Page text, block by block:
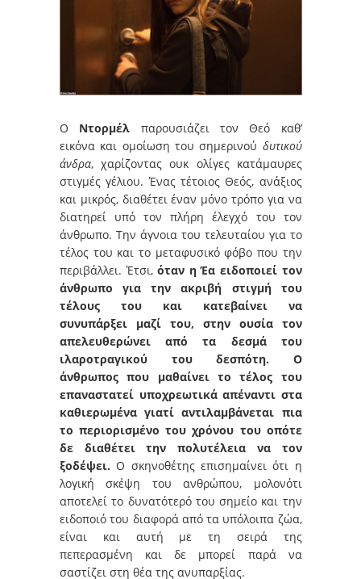
Ο Ντορμέλ παρουσιάζει τον Θεό καθ’
εικόνα και ομοίωση του σημερινού δυτικού
άνδρα, χαρίζοντας ουκ ολίγες κατάμαυρες
στιγμές γέλιου. Ένας τέτοιος Θεός, ανάξιος
και μικρός, διαθέτει έναν μόνο τρόπο για να
διατηρεί υπό τον πλήρη έλεγχό του τον
άνθρωπο. Την άγνοια του τελευταίου για το
τέλος του και το μεταφυσικό φόβο που την
περιβάλλει. Έτσι,όταν η Έα ειδοποιεί τον
άνθρωπο για την ακριβή στιγμή του
τέλους του και κατεβαίνει να
συνυπάρξει μαζί του, στην ουσία τον
απελευθερώνει από τα δεσμά του
ιλαροτραγικού του δεσπότη. Ο
άνθρωπος που μαθαίνει το τέλος του
επαναστατεί υποχρεωτικά απέναντι στα
καθιερωμένα γιατί αντιλαμβάνεται πια
το περιορισμένο του χρόνου του οπότε
δε διαθέτει την πολυτέλεια να τον
ξοδέψει. Ο σκηνοθέτης επισημαίνει ότι η
λογική σκέψη του ανθρώπου, μολονότι
αποτελεί το δυνατότερό του σημείο και την
ειδοποιό του διαφορά από τα υπόλοιπα ζώα,
είναι και αυτή με τη σειρά της
πεπερασμένη και δε μπορεί παρά να
σαστίζει στη θέα της ανυπαρξίας.